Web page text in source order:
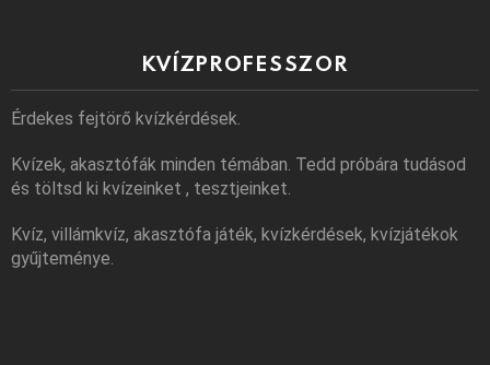
KVÍZPROFESSZOR
Érdekes fejtörő kvízkérdések.
Kvízek, akasztófák minden témában. Tedd próbára tudásod
és töltsd ki kvízeinket , tesztjeinket.
Kvíz, villámkvíz, akasztófa játék, kvízkérdések, kvízjátékok
gyűjteménye.